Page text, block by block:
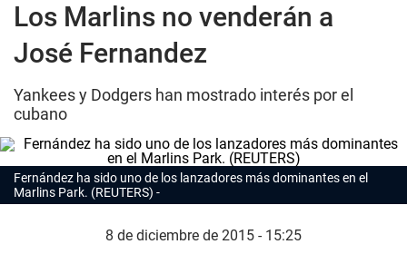
Los Marlins no venderán a
José Fernandez
Yankees y Dodgers han mostrado interés por el
cubano
Fernández ha sido uno de los lanzadores más dominantes en el
Marlins Park. (REUTERS)
8 de diciembre de 2015 - 15:25